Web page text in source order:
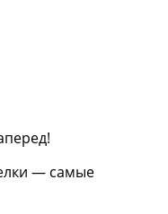
— самые